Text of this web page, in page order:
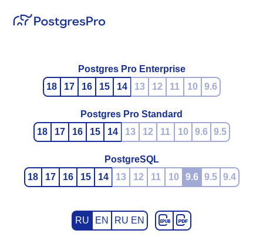
Postgres Pro Enterprise
18
17 16 15 14 13 12 11 10 9.6
Postgres Pro Standard
18
17 16 15 14 13 12 11 10 9.6 9.5
PostgreSQL
18
17 16 15 14 13 12 11 10 9.6 9.5 9.4
RU EN RU EN